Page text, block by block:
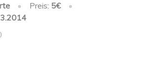
• Preis: 5€
•